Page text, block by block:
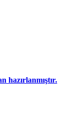
hazırlanmıştır.